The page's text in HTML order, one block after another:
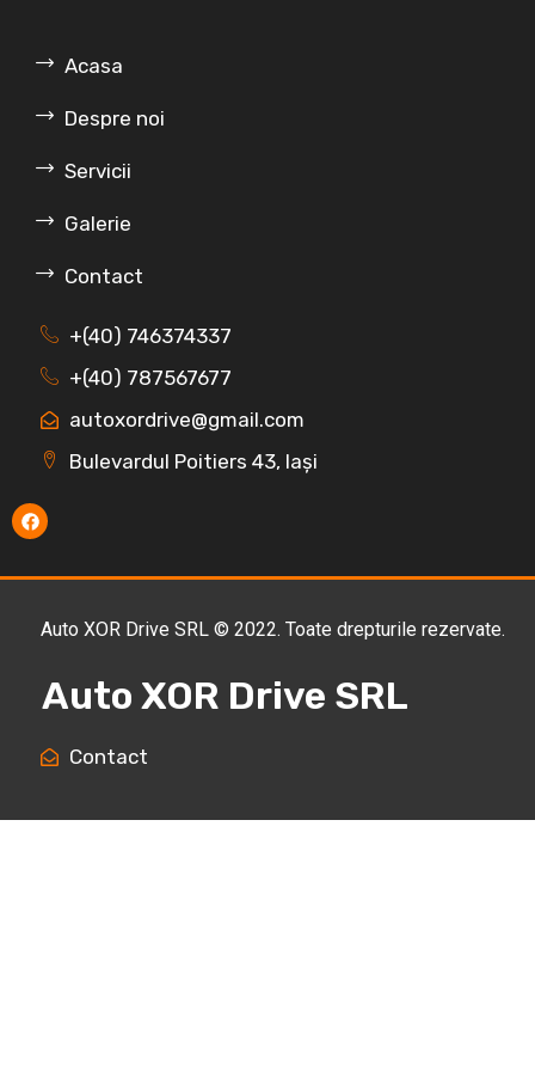
Acasa
Despre noi
Servicii
Galerie
Contact
+(40) 746374337
+(40) 787567677
autoxordrive@gmail.com
Bulevardul Poitiers 43, Iași
Auto XOR Drive SRL © 2022. Toate drepturile rezervate.
Auto XOR Drive SRL
Contact